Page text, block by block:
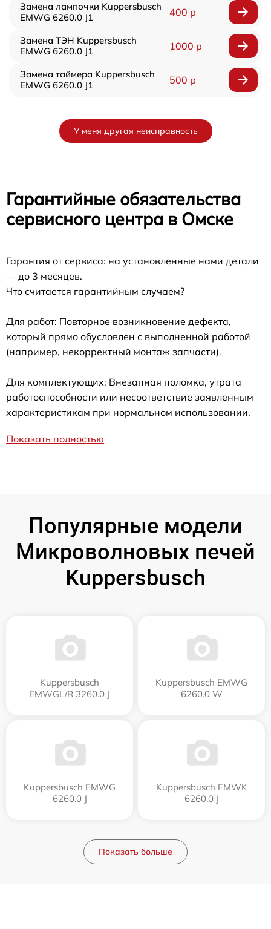
Замена лампочки Kuppersbusch
EMWG 6260.0 J1
400 р
Замена ТЭН Kuppersbusch
EMWG 6260.0 J1
1000 р
Замена таймера Kuppersbusch
EMWG 6260.0 J1
500 р
У меня другая неисправность
Гарантийные обязательства
сервисного центра в Омске
Гарантия от сервиса: на установленные нами детали
— до 3 месяцев.
Что считается гарантийным случаем?
Для работ: Повторное возникновение дефекта,
который прямо обусловлен с выполненной работой
(например, некорректный монтаж запчасти).
Для комплектующих: Внезапная поломка, утрата
работоспособности или несоответствие заявленным
характеристикам при нормальном использовании.
Показать полностью
Популярные модели
Микроволновых печей
Kuppersbusch
Kuppersbusch
EMWGL/R 3260.0 J
Kuppersbusch EMWG
6260.0 W
Kuppersbusch EMWG
6260.0 J
Kuppersbusch EMWK
6260.0 J
Показать больше